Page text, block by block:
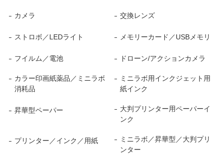
カメラ 交換レンズ
ストロボ／LEDライト メモリーカード／USBメモリ
フイルム／電池 ドローン/アクションカメラ
カラー印画紙薬品／ミニラボ
消耗品
ミニラボ用インクジェット用
紙インク
昇華型ペーパー
大判プリンター用ペーパーイ
ンク
プリンター／インク／用紙
ミニラボ／昇華型／大判プリ
ンター